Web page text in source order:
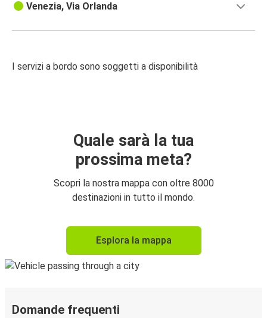
Venezia, Via Orlanda
I servizi a bordo sono soggetti a disponibilità
Quale sarà la tua
prossima meta?
Scopri la nostra mappa con oltre 8000
destinazioni in tutto il mondo.
Esplora la mappa
Domande frequenti